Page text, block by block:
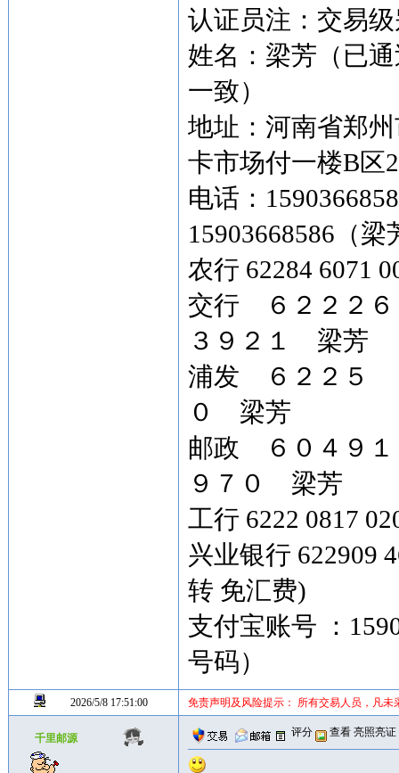
认证员注：交易
姓名：梁芳（已
一致）
地址：河南省郑
卡市场付一楼B
电话：
15903668586（
农行 62284 6071
交行 ６２２２
３９２１ 梁芳
浦发 ６２２５
０ 梁芳
邮政 ６０４９
９７０ 梁芳
工行 6222 0817
兴业银行 622909
转 免汇费)
支付宝账号 ：
号码）
2026/5/8 17:51:00 免责声明及风险提示： 所有交易人员，凡
千里邮源 评分 查看 亮照亮证